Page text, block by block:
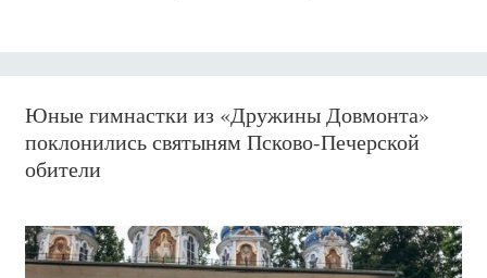
Юные гимнастки из «Дружины Довмонта»
поклонились святыням Псково-Печерской
обители